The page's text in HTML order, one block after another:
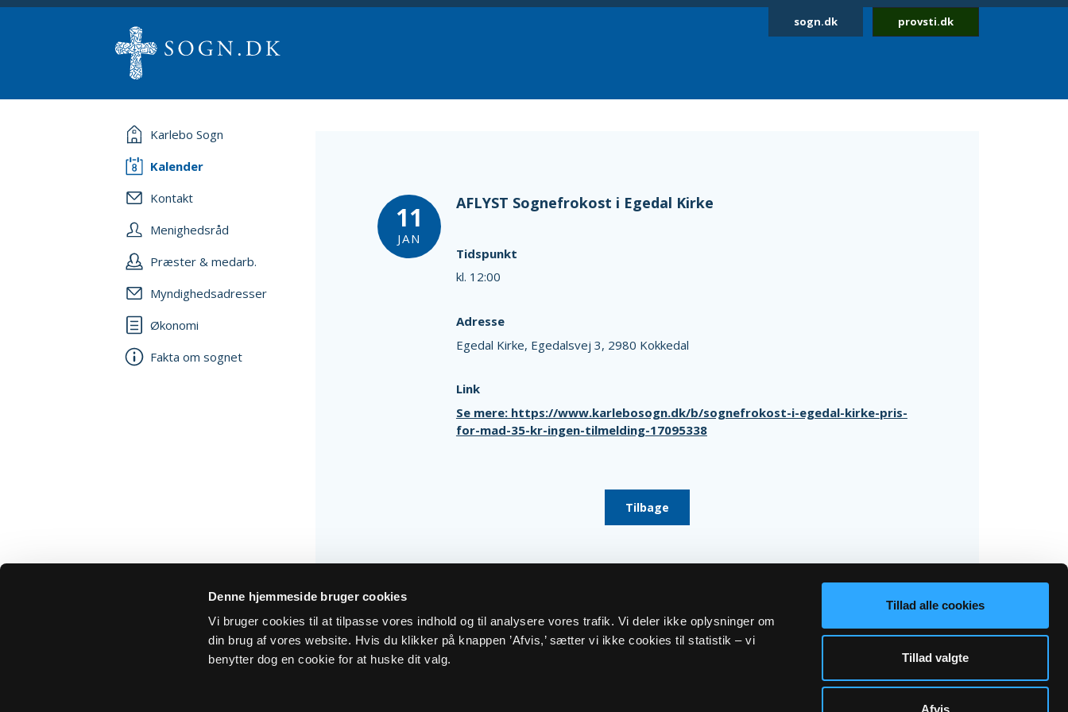
Denne hjemmeside bruger cookies
Vi bruger cookies til at tilpasse vores indhold og til analysere vores trafik. Vi deler ikke oplysninger om
din brug af vores website. Hvis du klikker på knappen ’Afvis,’ sætter vi ikke cookies til statistik – vi
benytter dog en cookie for at huske dit valg.
Tillad alle cookies
Tillad valgte
Afvis
sogn.dk provsti.dk
Karlebo Sogn
Kalender
Kontakt
Menighedsråd
Præster & medarb.
Myndighedsadresser
Økonomi
Fakta om sognet
11
JAN
AFLYST Sognefrokost i Egedal Kirke
Tidspunkt
kl. 12:00
Adresse
Egedal Kirke, Egedalsvej 3, 2980 Kokkedal
Link
Se mere: https://www.karlebosogn.dk/b/sognefrokost-i-egedal-kirke-pris-
for-mad-35-kr-ingen-tilmelding-17095338
Tilbage